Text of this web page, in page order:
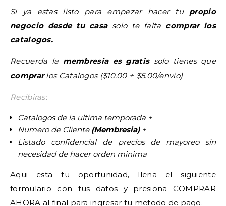
Si ya estas listo para empezar hacer tu propio
negocio desde tu casasolo te falta comprar los
catalogos.
Recuerda la membresia es gratissolo tienes que
comprarlos Catalogos ($10.00 + $5.00/envio)
Recibiras:
Catalogos de la ultima temporada +
Numero de Cliente (Membresia)+
Listado confidencial de precios de mayoreo sin
necesidad de hacer orden minima
Aqui esta tu oportunidad, llena el siguiente
formulario con tus datos y presiona COMPRAR
AHORA al final para ingresar tu metodo de pago.